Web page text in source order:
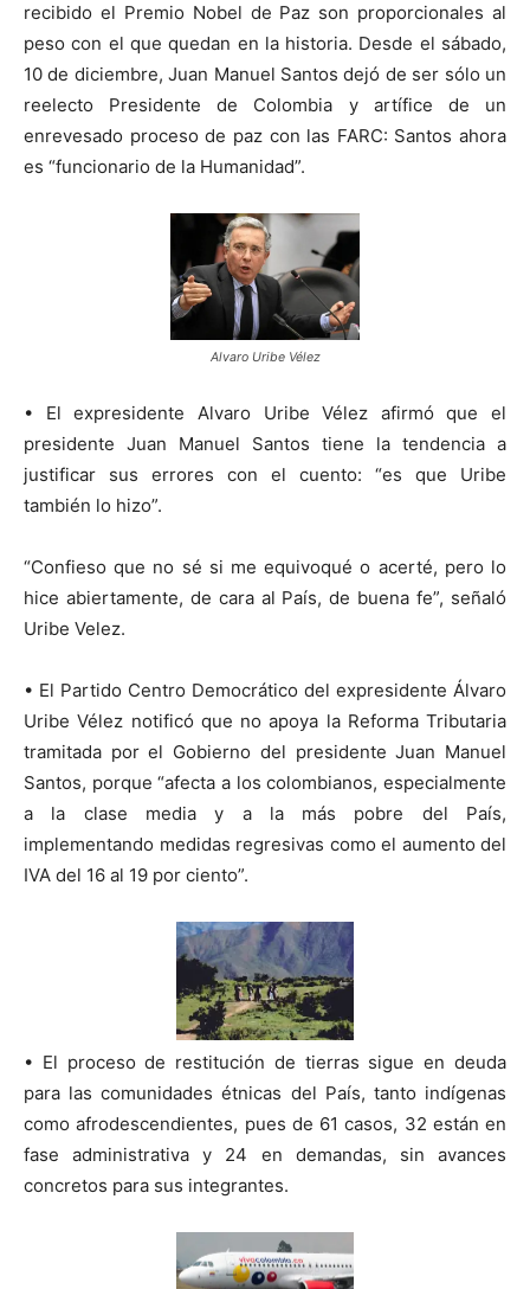
recibido el Premio Nobel de Paz son proporcionales al
peso con el que quedan en la historia. Desde el sábado,
10 de diciembre, Juan Manuel Santos dejó de ser sólo un
reelecto Presidente de Colombia y artífice de un
enrevesado proceso de paz con las FARC: Santos ahora
es “funcionario de la Humanidad”.
Alvaro Uribe Vélez
• El expresidente Alvaro Uribe Vélez afirmó que el
presidente Juan Manuel Santos tiene la tendencia a
justificar sus errores con el cuento: “es que Uribe
también lo hizo”.
“Confieso que no sé si me equivoqué o acerté, pero lo
hice abiertamente, de cara al País, de buena fe”, señaló
Uribe Velez.
• El Partido Centro Democrático del expresidente Álvaro
Uribe Vélez notificó que no apoya la Reforma Tributaria
tramitada por el Gobierno del presidente Juan Manuel
Santos, porque “afecta a los colombianos, especialmente
a la clase media y a la más pobre del País,
implementando medidas regresivas como el aumento del
IVA del 16 al 19 por ciento”.
• El proceso de restitución de tierras sigue en deuda
para las comunidades étnicas del País, tanto indígenas
como afrodescendientes, pues de 61 casos, 32 están en
fase administrativa y 24 en demandas, sin avances
concretos para sus integrantes.